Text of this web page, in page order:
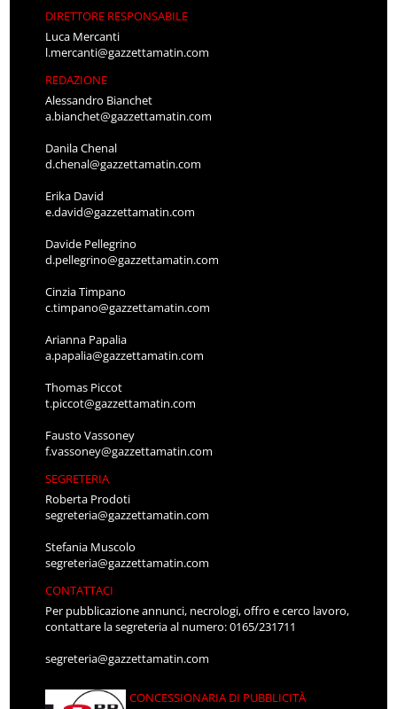
DIRETTORE RESPONSABILE
Luca Mercanti
l.mercanti@gazzettamatin.com
REDAZIONE
Alessandro Bianchet
a.bianchet@gazzettamatin.com
Danila Chenal
d.chenal@gazzettamatin.com
Erika David
e.david@gazzettamatin.com
Davide Pellegrino
d.pellegrino@gazzettamatin.com
Cinzia Timpano
c.timpano@gazzettamatin.com
Arianna Papalia
a.papalia@gazzettamatin.com
Thomas Piccot
t.piccot@gazzettamatin.com
Fausto Vassoney
f.vassoney@gazzettamatin.com
SEGRETERIA
Roberta Prodoti
segreteria@gazzettamatin.com
Stefania Muscolo
segreteria@gazzettamatin.com
CONTATTACI
Per pubblicazione annunci, necrologi, offro e cerco lavoro,
contattare la segreteria al numero: 0165/231711
segreteria@gazzettamatin.com
CONCESSIONARIA DI PUBBLICITÀ